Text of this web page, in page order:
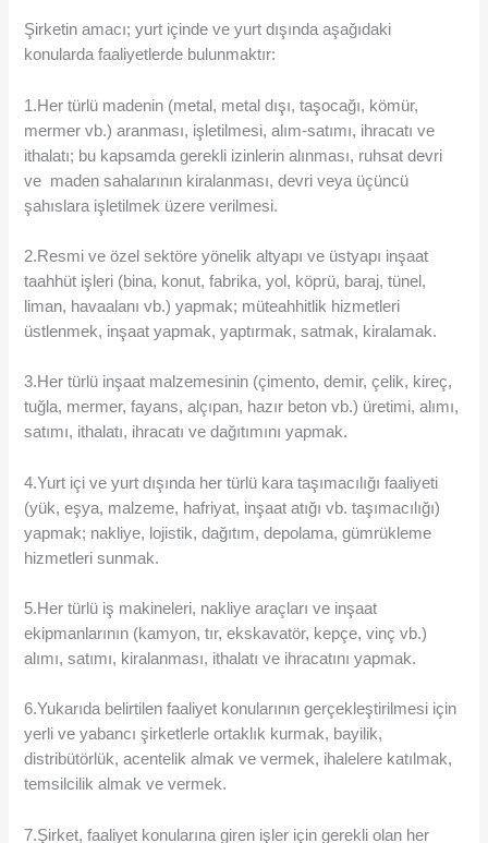
Şirketin amacı; yurt içinde ve yurt dışında aşağıdaki
konularda faaliyetlerde bulunmaktır:
1.Her türlü madenin (metal, metal dışı, taşocağı, kömür,
mermer vb.) aranması, işletilmesi, alım-satımı, ihracatı ve
ithalatı; bu kapsamda gerekli izinlerin alınması, ruhsat devri
ve maden sahalarının kiralanması, devri veya üçüncü
şahıslara işletilmek üzere verilmesi.
2.Resmi ve özel sektöre yönelik altyapı ve üstyapı inşaat
taahhüt işleri (bina, konut, fabrika, yol, köprü, baraj, tünel,
liman, havaalanı vb.) yapmak; müteahhitlik hizmetleri
üstlenmek, inşaat yapmak, yaptırmak, satmak, kiralamak.
3.Her türlü inşaat malzemesinin (çimento, demir, çelik, kireç,
tuğla, mermer, fayans, alçıpan, hazır beton vb.) üretimi, alımı,
satımı, ithalatı, ihracatı ve dağıtımını yapmak.
4.Yurt içi ve yurt dışında her türlü kara taşımacılığı faaliyeti
(yük, eşya, malzeme, hafriyat, inşaat atığı vb. taşımacılığı)
yapmak; nakliye, lojistik, dağıtım, depolama, gümrükleme
hizmetleri sunmak.
5.Her türlü iş makineleri, nakliye araçları ve inşaat
ekipmanlarının (kamyon, tır, ekskavatör, kepçe, vinç vb.)
alımı, satımı, kiralanması, ithalatı ve ihracatını yapmak.
6.Yukarıda belirtilen faaliyet konularının gerçekleştirilmesi için
yerli ve yabancı şirketlerle ortaklık kurmak, bayilik,
distribütörlük, acentelik almak ve vermek, ihalelere katılmak,
temsilcilik almak ve vermek.
7.Şirket, faaliyet konularına giren işler için gerekli olan her